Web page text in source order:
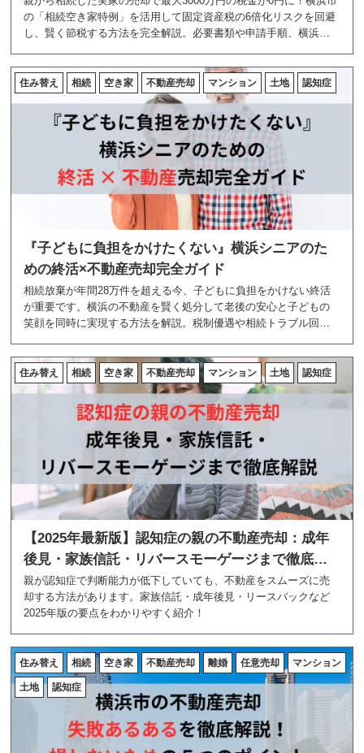
の「相続空き家特例」を活用して固定資産税の6倍化リスクを回避
し、賢く節税する方法を完全解説。必要書類や申請手順、横浜市
住み替え 相続 空き家 不動産売却 マンション 土地 認知症
『子どもに負担をかけたくない』横浜シニアのた
めの終活×不動産売却完全ガイド
相続放棄が年間28万件を超える今、子どもに負担をかけない終活
が重要です。横浜の不動産を賢く処分して老後の安心と子どもの
笑顔を同時に実現する方法を解説。税制優遇や相続トラブル回避
住み替え 相続 空き家 不動産売却 マンション 土地 認知症
【2025年最新版】認知症の親の不動産売却：成年
後見・家族信託・リバースモーゲージまで徹底解
説
親が認知症で判断能力が低下していても、不動産をスムーズに売
却する方法があります。家族信託・成年後見・リースバックなど
2025年版の要点をわかりやすく紹介！
住み替え 相続 空き家 不動産売却 離婚 任意売却 マンション
土地 認知症